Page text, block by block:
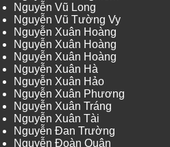
Nguyễn Vũ Long
Nguyễn Vũ Tường Vy
Nguyễn Xuân Hoàng
Nguyễn Xuân Hoàng
Nguyễn Xuân Hoàng
Nguyễn Xuân Hà
Nguyễn Xuân Hảo
Nguyễn Xuân Phương
Nguyễn Xuân Tráng
Nguyễn Xuân Tài
Nguyễn Đan Trường
Nguyễn Đoàn Quân